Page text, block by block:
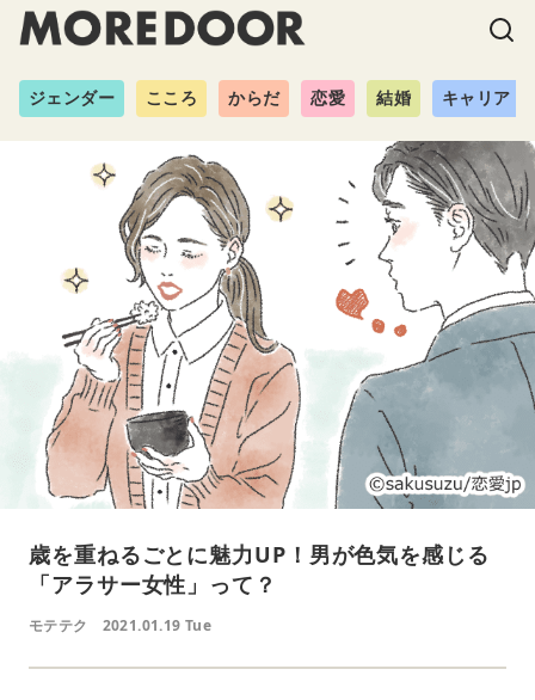
ジェンダー こころ からだ 恋愛 結婚 キャリア
歳を重ねるごとに魅力UP！男が色気を感じる
「アラサー女性」って？
モテテク 2021.01.19 Tue